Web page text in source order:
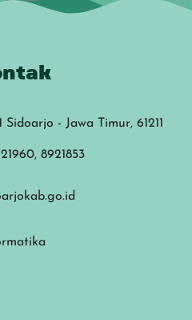
- Jawa Timur, 61211
8921853